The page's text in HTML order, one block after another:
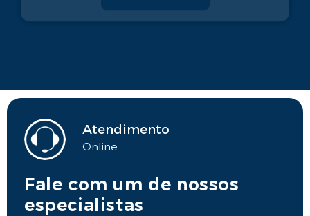
Atendimento
Online
Fale com um de nossos
especialistas